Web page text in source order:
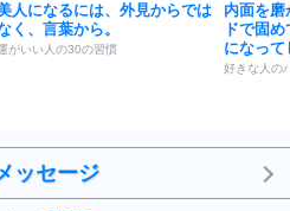
人になるには、外見からでは
く、言葉から。
がいい人の30の習慣
内面を
ドで固
になって
好きな人の
ッセージ